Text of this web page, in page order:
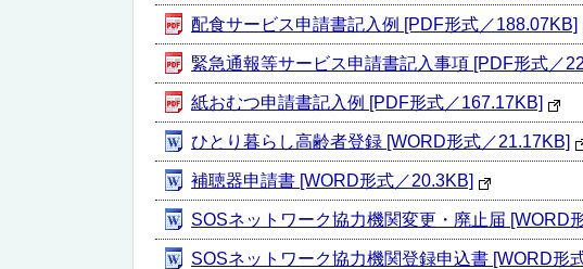
配食サービス申請書記入例 [PDF形式／188.07KB]
緊急通報等サービス申請書記入事項 [PDF形式／
紙おむつ申請書記入例 [PDF形式／167.17KB]
ひとり暮らし高齢者登録 [WORD形式／21.17KB]
補聴器申請書 [WORD形式／20.3KB]
SOSネットワーク協力機関変更・廃止届 [WORD
SOSネットワーク協力機関登録申込書 [WORD形